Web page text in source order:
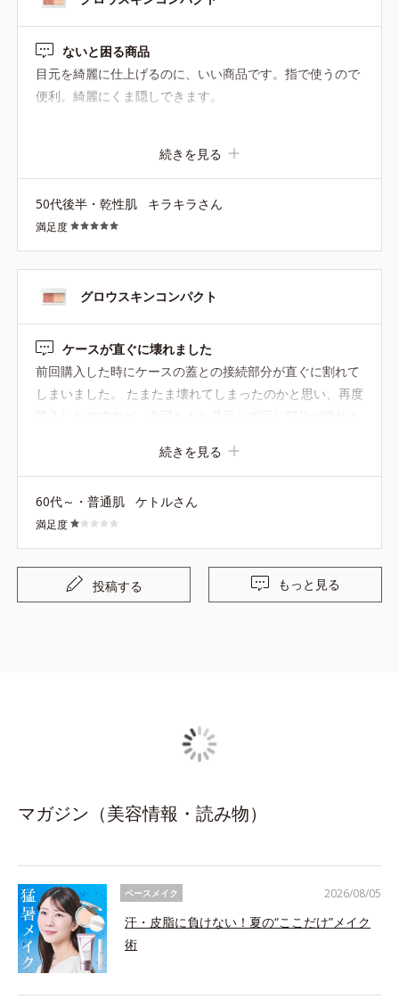
ないと困る商品
目元を綺麗に仕上げるのに、いい商品です。指で使うので
便利。綺麗にくま隠しできます。
続きを見る
50代後半・乾性肌 キラキラさん
満足度
グロウスキンコンパクト
ケースが直ぐに壊れました
前回購入した時にケースの蓋との接続部分が直ぐに割れて
しまいました。 たまたま壊れてしまったのかと思い、再度
スが改善されたらまた利用するかもしれません。
続きを見る
60代～・普通肌 ケトルさん
満足度
投稿する もっと見る
マガジン（美容情報・読み物）
ベースメイク
汗・皮脂に負けない！夏の“ここだけ”メイク
術
2026/08/05